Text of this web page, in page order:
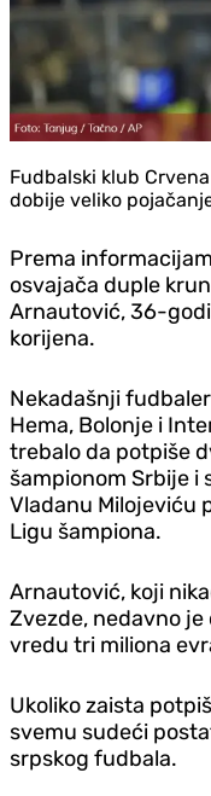
Fudbalski klub
dobije veliko
Prema
osvajača duple
Arnautović, 36-
korijena.
Nekadašnji
Hema, Bolonje i
trebalo da potpiše
šampionom Srbije i
Vladanu Milojeviću
Ligu šampiona.
Arnautović, koji
Zvezde, nedavno
vredu tri miliona
Ukoliko zaista
svemu sudeći
srpskog fudbala.